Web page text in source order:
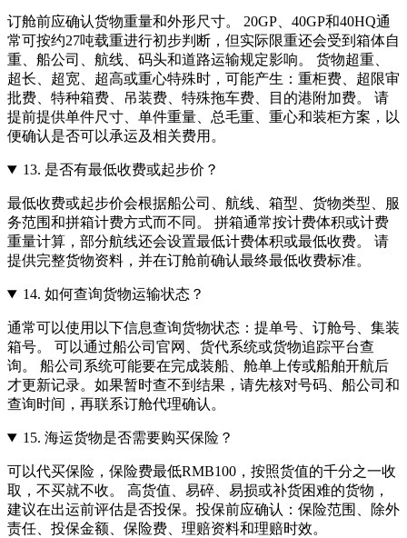
订舱前应确认货物重量和外形尺寸。 20GP、40GP和40HQ通
常可按约27吨载重进行初步判断，但实际限重还会受到箱体自
重、船公司、航线、码头和道路运输规定影响。 货物超重、
超长、超宽、超高或重心特殊时，可能产生：重柜费、超限审
批费、特种箱费、吊装费、特殊拖车费、目的港附加费。 请
提前提供单件尺寸、单件重量、总毛重、重心和装柜方案，以
便确认是否可以承运及相关费用。
13. 是否有最低收费或起步价？
最低收费或起步价会根据船公司、航线、箱型、货物类型、服
务范围和拼箱计费方式而不同。 拼箱通常按计费体积或计费
重量计算，部分航线还会设置最低计费体积或最低收费。 请
提供完整货物资料，并在订舱前确认最终最低收费标准。
14. 如何查询货物运输状态？
通常可以使用以下信息查询货物状态：提单号、订舱号、集装
箱号。 可以通过船公司官网、货代系统或货物追踪平台查
询。 船公司系统可能要在完成装船、舱单上传或船舶开航后
才更新记录。如果暂时查不到结果，请先核对号码、船公司和
查询时间，再联系订舱代理确认。
15. 海运货物是否需要购买保险？
可以代买保险，保险费最低RMB100，按照货值的千分之一收
取，不买就不收。 高货值、易碎、易损或补货困难的货物，
建议在出运前评估是否投保。投保前应确认：保险范围、除外
责任、投保金额、保险费、理赔资料和理赔时效。